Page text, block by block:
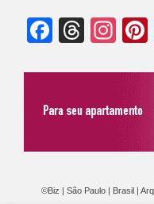
©Biz | São Paulo | Brasil |